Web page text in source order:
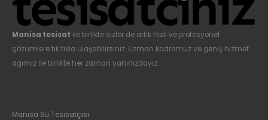
Manisa tesisat ile birlikte sizler de artık hızlı ve profesyonel
çözümlere tık tıkla ulaşabilirsiniz. Uzman kadromuz ve geniş hizmet
ağımız ile birlikte her zaman yanınızdayız.
Manisa Su Tesisatçısı